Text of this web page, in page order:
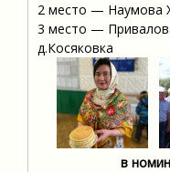
2 место — Наумова
3 место —
д.Косяковка
в